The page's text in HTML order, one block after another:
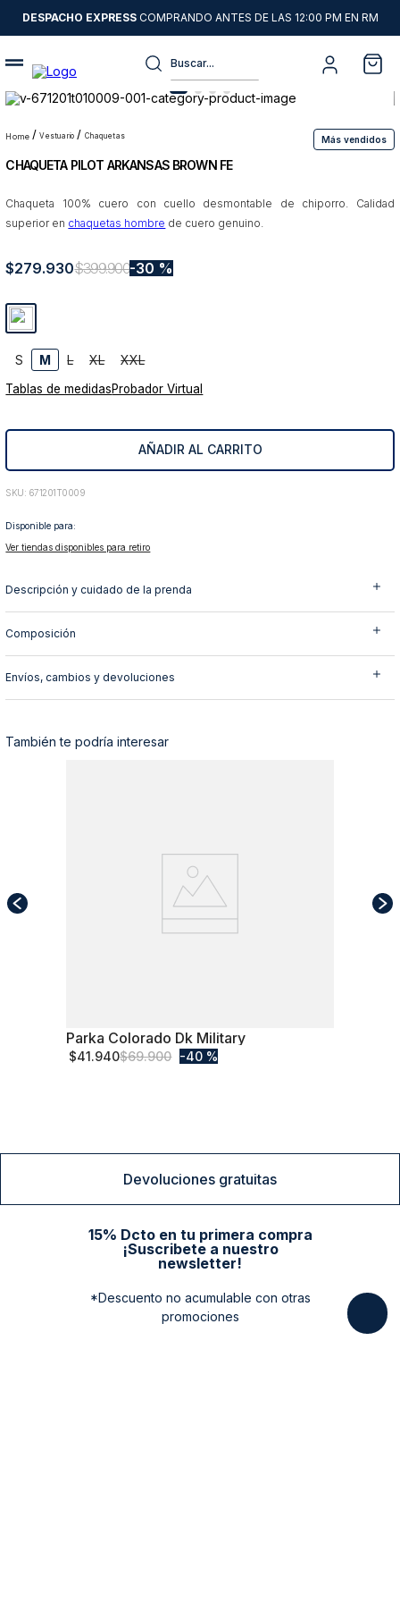
DESPACHO EXPRESSCOMPRANDO ANTES DE LAS 12:00 PM EN RM
Buscar...
vestuario chaquetas Más vendidos
CHAQUETA PILOT ARKANSAS BROWN FE
Chaqueta 100% cuero con cuello desmontable de chiporro. Calidad
superior en chaquetas hombre de cuero genuino.
$279.930$399.900 30 %
S M L XL XXL
Tablas de medidasProbador Virtual
AÑADIR AL CARRITO
: 671201T0009
Disponible para:
Ver tiendas disponibles para retiro
Descripción y cuidado de la prenda
Composición
Envíos, cambios y devoluciones
También te podría interesar
M
Parka Colorado Dk Military
$41.940$69.900 40 %
Devoluciones gratuitas
15% Dcto en tu primera compra
¡Suscribete a nuestro
newsletter!
*Descuento no acumulable con otras
promociones
1.
sweater
2.
chaquetas
3.
camisas
4
pantalon
5.
chaqueta cuero
7.
8
blazer
9.
poleron